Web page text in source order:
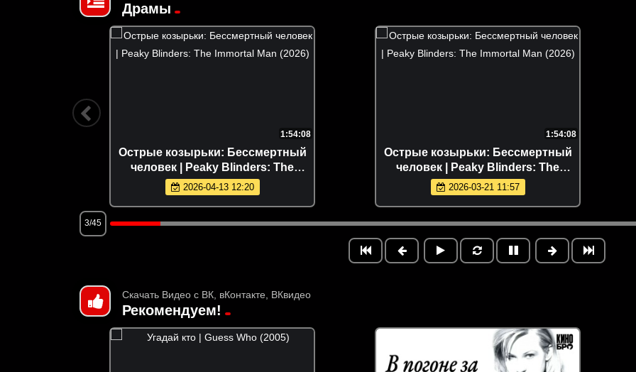
Драмы
1:54:08
Острые козырьки: Бессмертный
человек | Peaky Blinders: The
Immortal Man (2026)
2026-04-13 12:20
1:54:08
Острые козырьки: Бессмертный
человек | Peaky Blinders: The
Immortal Man (2026)
2026-03-21 11:57
3/45
Скачать Видео с ВК, вКонтакте, ВКвидео
Рекомендуем!